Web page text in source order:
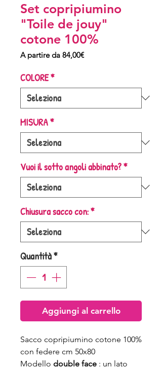
Set copripiumino
"Toile de jouy"
cotone 100%
A partire da 84,00€Prezzo
COLORE*
MISURA*
Vuoi il sotto angoli abbinato?*
Chiusura sacco con:*
Quantità*
Aggiungi al carrello
Sacco copripiumino cotone 100%
con federe cm 50x80
Modello double face : un lato